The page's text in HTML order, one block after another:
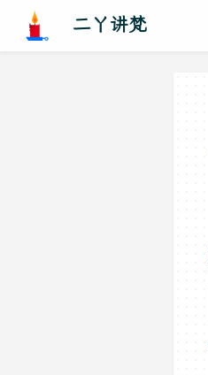
二丫讲梵